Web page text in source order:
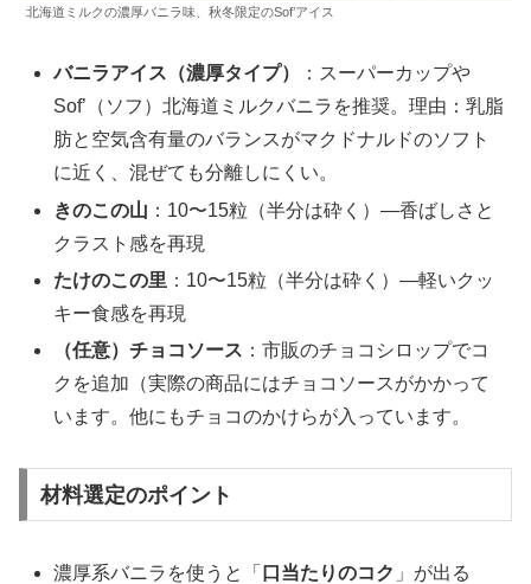
北海道ミルクの濃厚バニラ味、秋冬限定のSof’アイス
バニラアイス（濃厚タイプ）
：スーパーカップや
Sof’（ソフ）北海道ミルクバニラを推奨。理由：乳脂
肪と空気含有量のバランスがマクドナルドのソフト
に近く、混ぜても分離しにくい。
きのこの山 ：10〜15粒（半分は砕く）—香ばしさと
クラスト感を再現
たけのこの里 ：10〜15粒（半分は砕く）—軽いクッ
キー食感を再現
（任意）チョコソース ：市販のチョコシロップでコ
クを追加（実際の商品にはチョコソースがかかって
います。他にもチョコのかけらが入っています。
材料選定のポイント
濃厚系バニラを使うと「 口当たりのコク 」が出る